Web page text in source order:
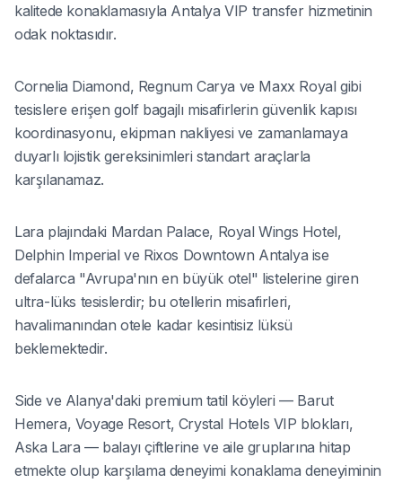
kalitede konaklamasıyla Antalya VIP transfer hizmetinin
odak noktasıdır.
Cornelia Diamond, Regnum Carya ve Maxx Royal gibi
tesislere erişen golf bagajlı misafirlerin güvenlik kapısı
koordinasyonu, ekipman nakliyesi ve zamanlamaya
duyarlı lojistik gereksinimleri standart araçlarla
karşılanamaz.
Lara plajındaki Mardan Palace, Royal Wings Hotel,
Delphin Imperial ve Rixos Downtown Antalya ise
defalarca "Avrupa'nın en büyük otel" listelerine giren
ultra-lüks tesislerdir; bu otellerin misafirleri,
havalimanından otele kadar kesintisiz lüksü
beklemektedir.
Side ve Alanya'daki premium tatil köyleri — Barut
Hemera, Voyage Resort, Crystal Hotels VIP blokları,
Aska Lara — balayı çiftlerine ve aile gruplarına hitap
etmekte olup karşılama deneyimi konaklama deneyiminin